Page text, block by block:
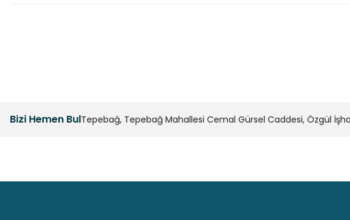
Ürün bilgilerinde hatalar bulunuyor.
Bizi Hemen BulTepebağ, Tepebağ Mahallesi Cemal Gürsel Caddesi, Özgül